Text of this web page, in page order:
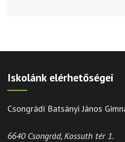
Iskolánk elérhetőségei
Csongrádi Batsányi János
6640 Csongrád, Kossuth tér 1.